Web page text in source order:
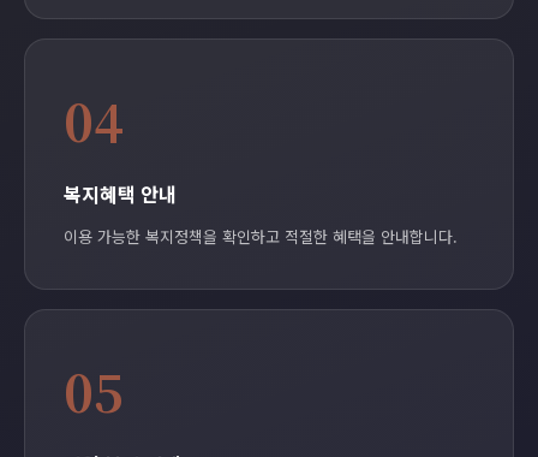
04
복지혜택 안내
이용 가능한 복지정책을 확인하고 적절한 혜택을 안내합니다.
05